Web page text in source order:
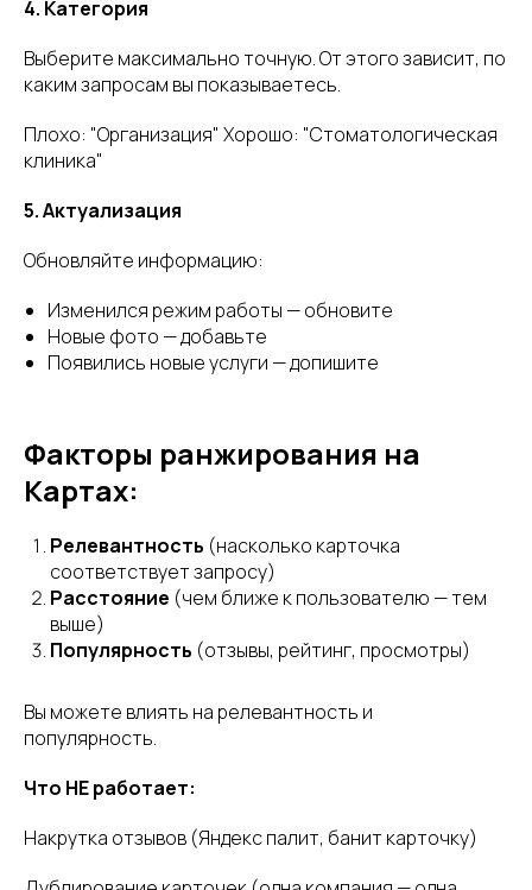
4. Категория
Выберите максимально точную. От этого зависит, по
каким запросам вы показываетесь.
Плохо: "Организация" Хорошо: "Стоматологическая
клиника"
5. Актуализация
Обновляйте информацию:
Изменился режим работы — обновите
Новые фото — добавьте
Появились новые услуги — допишите
Факторы ранжирования на
Картах:
Релевантность (насколько карточка
соответствует запросу)
Расстояние (чем ближе к пользователю — тем
выше)
Популярность (отзывы, рейтинг, просмотры)
Вы можете влиять на релевантность и
популярность.
Что НЕ работает:
Накрутка отзывов (Яндекс палит, банит карточку)
Принимаем оплату
Реквизиты
Роспатент
ИНН7814853508
Санкт-Петербург, Санкт-
Петербург, пр. Пискаревский, д.
25А, оф. 210
Политика конфиденциальности
Политика оплаты и возврата средств
Политика в отношении cookie-файлов
Пользовательское соглашение